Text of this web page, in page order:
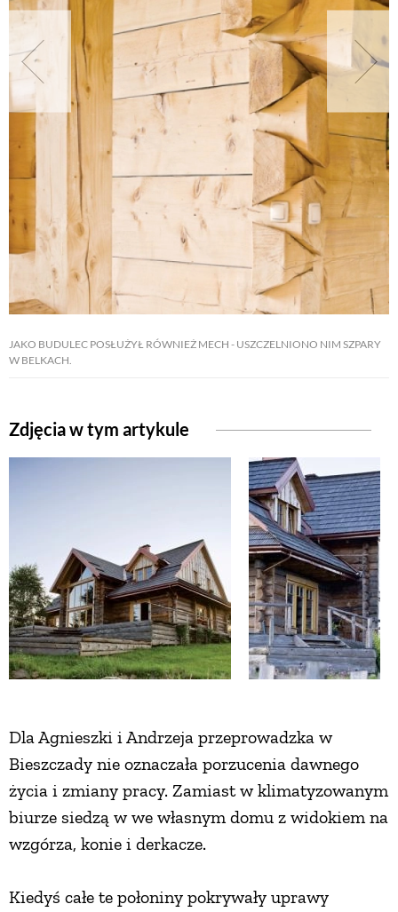
JAKO BUDULEC POSŁUŻYŁ RÓWNIEŻ MECH - USZCZELNIONO NIM SZPARY
W BELKACH.
Zdjęcia w tym artykule
Dla Agnieszki i Andrzeja przeprowadzka w
Bieszczady nie oznaczała porzucenia dawnego
życia i zmiany pracy. Zamiast w klimatyzowanym
biurze siedzą w we własnym domu z widokiem na
wzgórza, konie i derkacze.
Kiedyś całe te połoniny pokrywały uprawy
NATURALNIE
URODA
NATURALNA APTECZKA
DLA DOMU
EKO ŻYCIE
ZWIERZĘTA W NATURZE
KRAJOBRAZ
RĘKODZIEŁO
RZEMIOSŁO
ZRÓB TO SAM
PRZEPISY
ŚNIADANIA